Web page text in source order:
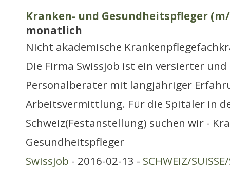
Kranken- und Gesundheitspfleger
monatlich
Nicht akademische
Die Firma Swissjob ist ein versierter
Personalberater mit langjähriger
Arbeitsvermittlung. Für die Spitäler in
Schweiz(Festanstellung) suchen wir -
Gesundheitspfleger
Swissjob - 2016-02-13 - SCHWEIZ/